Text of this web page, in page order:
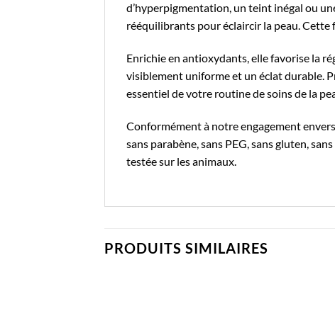
d’hyperpigmentation, un teint inégal ou
rééquilibrants pour éclaircir la peau. Cette
Enrichie en antioxydants, elle favorise la
visiblement uniforme et un éclat durable.
essentiel de votre routine de soins de la
Conformément à notre engagement
sans parabène, sans PEG, sans gluten,
testée sur les animaux.
PRODUITS SIMILAIRES